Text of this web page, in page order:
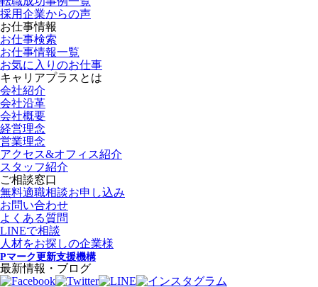
採用企業からの声
お仕事情報
お仕事検索
お仕事情報一覧
お気に入りのお仕事
キャリアプラスとは
会社紹介
会社沿革
会社概要
経営理念
営業理念
アクセス&オフィス紹介
スタッフ紹介
ご相談窓口
無料適職相談お申し込み
お問い合わせ
よくある質問
LINEで相談
人材をお探しの企業様
Pマーク更新支援機構
最新情報・ブログ